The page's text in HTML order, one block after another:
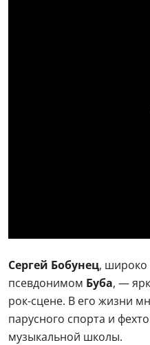
Сергей Бобунец, широко
псевдонимом Буба, —
рок-сцене. В его жизни
парусного спорта и
музыкальной школы.